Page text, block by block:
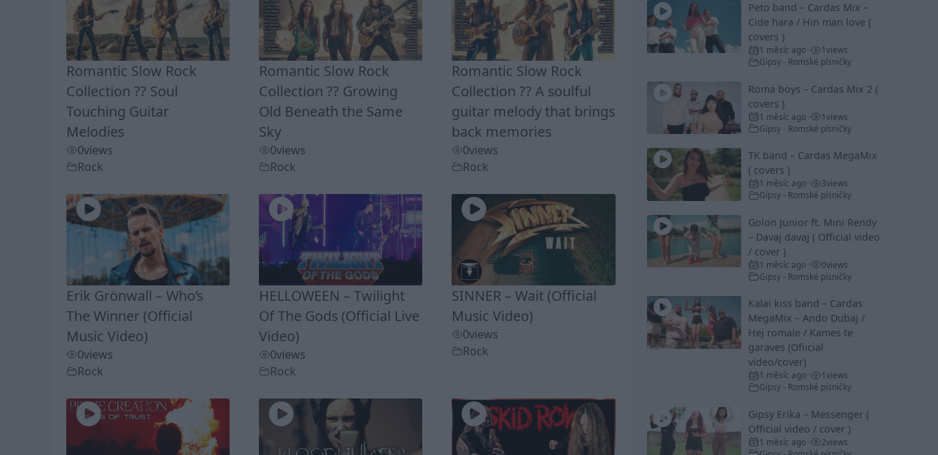
Romantic Slow Rock
Collection ?? Soul
Touching Guitar
Melodies
0views
Rock
Romantic Slow Rock
Collection ?? Growing
Old Beneath the Same
Sky
0views
Rock
Romantic Slow Rock
Collection ?? A soulful
guitar melody that brings
back memories
0views
Rock
Erik Grönwall – Who’s
The Winner (Official
Music Video)
0views
Rock
HELLOWEEN – Twilight
Of The Gods (Official Live
Video)
0views
Rock
SINNER – Wait (Official
Music Video)
0views
Rock
Peto band – Cardas Mix –
Cide hara / Hin man love (
covers )
1 měsíc ago 1views
Gipsy - Romské písničky
Roma boys – Cardas Mix 2 (
covers )
1 měsíc ago 1views
Gipsy - Romské písničky
TK band – Cardas MegaMix
( covers )
1 měsíc ago 3views
Gipsy - Romské písničky
Golon Junior ft. Mini Rendy
– Davaj davaj ( Official video
/ cover )
1 měsíc ago 0views
Gipsy - Romské písničky
Kalai kiss band – Cardas
MegaMix – Ando Dubaj /
Hej romale / Kames te
garaves (Ofiicial
video/cover)
1 měsíc ago 1views
Gipsy - Romské písničky
Gipsy Erika – Messenger (
Official video / cover )
1 měsíc ago 2views